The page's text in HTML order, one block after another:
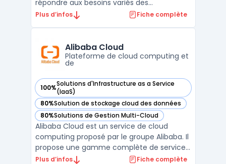
répondre aux besoins variés des
développeurs, des entreprises et des
serveur cloud évolutif qui permet d'adapter
les configurations en fonction des exigence
Plus d’infos Fiche complète
Alibaba Cloud
Plateforme de cloud computing et
de
100%Solutions d'Infrastructure as a Service
(IaaS)
— voir Alibaba Cloud dans cette catégorie
80%Solution de stockage cloud des données
— voir Alibaba Cloud dans cette catégorie
80%Solutions de Gestion Multi-Cloud
— voir Alibaba Cloud dans cette catégorie
Alibaba Cloud est un service de cloud
computing proposé par le groupe Alibaba. Il
propose une gamme complète de services
cloud adaptés aux entreprises, allant du
Plus d’infos Fiche complète